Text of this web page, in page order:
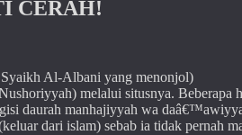
CERAH!
Al-Albani yang menonjol)
melalui situsnya. Beberapa
daurah manhajiyyah wa
dari islam) sebab ia tidak pernah